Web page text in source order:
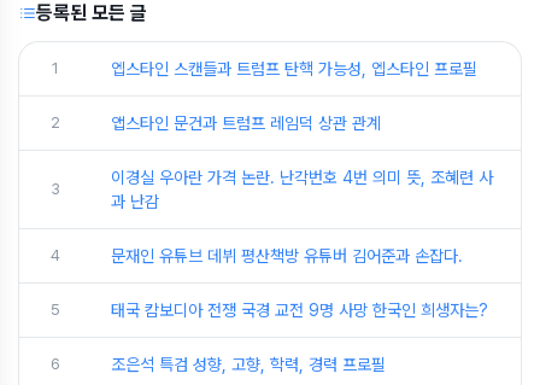
등록된 모든 글
1 엡스타인 스캔들과 트럼프 탄핵 가능성, 엡스타인 프로필
2 앱스타인 문건과 트럼프 레임덕 상관 관계
3
이경실 우아란 가격 논란. 난각번호 4번 의미 뜻, 조혜련 사
과 난감
4 문재인 유튜브 데뷔 평산책방 유튜버 김어준과 손잡다.
5 태국 캄보디아 전쟁 국경 교전 9명 사망 한국인 희생자는?
6 조은석 특검 성향, 고향, 학력, 경력 프로필